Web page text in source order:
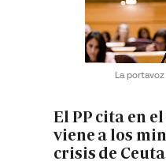
La
El PP cita en
viene a los
crisis de Ceuta